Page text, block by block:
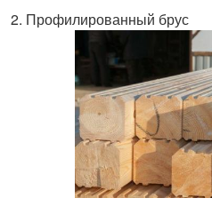
Профилированный брус